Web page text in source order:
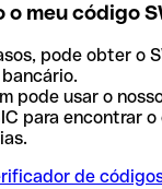
o meu código
pode obter o
pode usar o
para encontrar
de